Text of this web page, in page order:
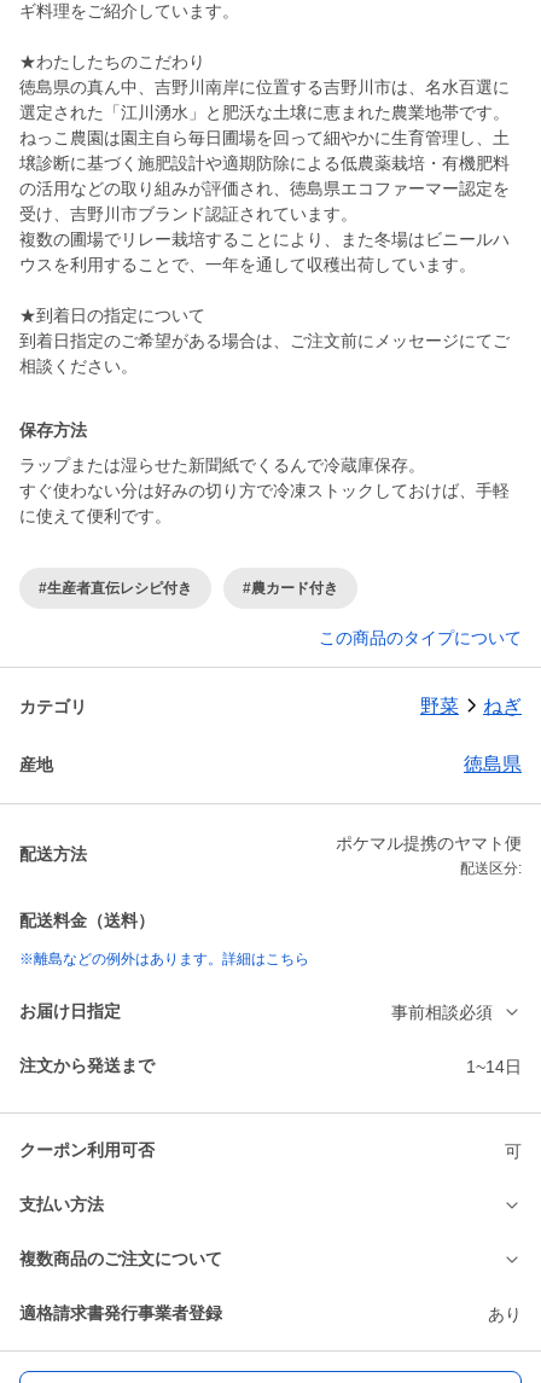
ギ料理をご紹介しています。
★わたしたちのこだわり
徳島県の真ん中、吉野川南岸に位置する吉野川市は、名水百選に
選定された「江川湧水」と肥沃な土壌に恵まれた農業地帯です。
ねっこ農園は園主自ら毎日圃場を回って細やかに生育管理し、土
壌診断に基づく施肥設計や適期防除による低農薬栽培・有機肥料
の活用などの取り組みが評価され、徳島県エコファーマー認定を
受け、吉野川市ブランド認証されています。
複数の圃場でリレー栽培することにより、また冬場はビニールハ
ウスを利用することで、一年を通して収穫出荷しています。
★到着日の指定について
到着日指定のご希望がある場合は、ご注文前にメッセージにてご
保存方法
ラップまたは湿らせた新聞紙でくるんで冷蔵庫保存。
すぐ使わない分は好みの切り方で冷凍ストックしておけば、手軽
に使えて便利です。
#生産者直伝レシピ付き #農カード付き
この商品のタイプについて
カテゴリ 野菜 ねぎ
産地 徳島県
配送方法
ポケマル提携のヤマト便
配送区分:
配送料金（送料）
※離島などの例外はあります。詳細はこちら
お届け日指定 事前相談必須
注文から発送まで 1~14日
クーポン利用可否 可
支払い方法
複数商品のご注文について
適格請求書発行事業者登録 あり